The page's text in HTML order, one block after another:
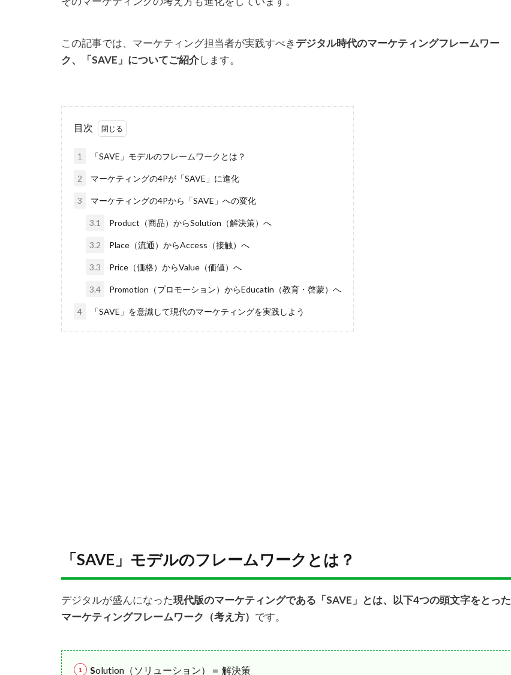
この記事では、マーケティング担当者が実践すべきデジタル時代のマーケティングフレームワー
ク、「SAVE」についてご紹介します。
目次
1 「SAVE」モデルのフレームワークとは？
2 マーケティングの4Pが「SAVE」に進化
3 マーケティングの4Pから「SAVE」への変化
3.1 Product（商品）からSolution（解決策）へ
3.2 Place（流通）からAccess（接触）へ
3.3 Price（価格）からValue（価値）へ
3.4 Promotion（プロモーション）からEducatin（教育・啓蒙）へ
4 「SAVE」を意識して現代のマーケティングを実践しよう
「SAVE」モデルのフレームワークとは？
デジタルが盛んになった現代版のマーケティングである「SAVE」とは、以下4つの頭文字をとった
マーケティングフレームワーク（考え方） です。
Solution（ソリューション）＝ 解決策